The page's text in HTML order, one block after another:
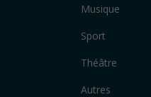
Musique
Sport
Théâtre
Autres